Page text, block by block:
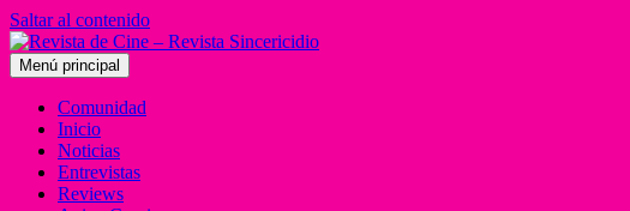
Saltar al contenido
Menú principal
Comunidad
Inicio
Noticias
Entrevistas
Reviews